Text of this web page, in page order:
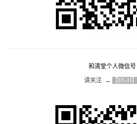
和清堂个人微信号
请关注  → 【HGH】